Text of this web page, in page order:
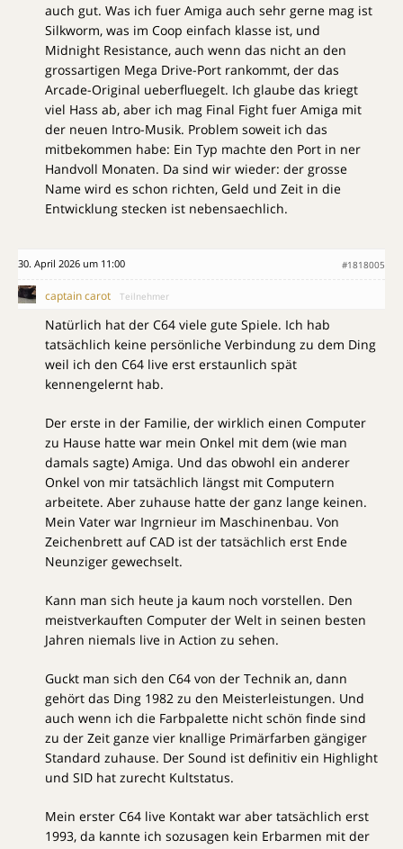
auch gut. Was ich fuer Amiga auch sehr gerne mag ist
Silkworm, was im Coop einfach klasse ist, und
Midnight Resistance, auch wenn das nicht an den
grossartigen Mega Drive-Port rankommt, der das
Arcade-Original ueberfluegelt. Ich glaube das kriegt
viel Hass ab, aber ich mag Final Fight fuer Amiga mit
der neuen Intro-Musik. Problem soweit ich das
mitbekommen habe: Ein Typ machte den Port in ner
Handvoll Monaten. Da sind wir wieder: der grosse
Name wird es schon richten, Geld und Zeit in die
Entwicklung stecken ist nebensaechlich.
30. April 2026 um 11:00 #1818005
captain carot Teilnehmer
Natürlich hat der C64 viele gute Spiele. Ich hab
tatsächlich keine persönliche Verbindung zu dem Ding
weil ich den C64 live erst erstaunlich spät
kennengelernt hab.
Der erste in der Familie, der wirklich einen Computer
zu Hause hatte war mein Onkel mit dem (wie man
damals sagte) Amiga. Und das obwohl ein anderer
Onkel von mir tatsächlich längst mit Computern
arbeitete. Aber zuhause hatte der ganz lange keinen.
Mein Vater war Ingrnieur im Maschinenbau. Von
Zeichenbrett auf CAD ist der tatsächlich erst Ende
Neunziger gewechselt.
Kann man sich heute ja kaum noch vorstellen. Den
meistverkauften Computer der Welt in seinen besten
Jahren niemals live in Action zu sehen.
Guckt man sich den C64 von der Technik an, dann
gehört das Ding 1982 zu den Meisterleistungen. Und
auch wenn ich die Farbpalette nicht schön finde sind
zu der Zeit ganze vier knallige Primärfarben gängiger
Standard zuhause. Der Sound ist definitiv ein Highlight
und SID hat zurecht Kultstatus.
Mein erster C64 live Kontakt war aber tatsächlich erst
1993, da kannte ich sozusagen kein Erbarmen mit der